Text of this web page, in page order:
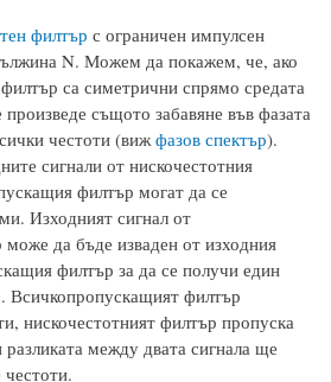
филтър с ограничен импулсен
N. Можем да покажем, че, ако
са симетрични спрямо средата
същото забавяне във фазата
честоти (виж фазов спектър).
сигнали от нискочестотния
филтър могат да се
Изходният сигнал от
да бъде изваден от изходния
филтър за да се получи един
. Всичкопропускащият филтър
нискочестотният филтър пропуска
между двата сигнала ще